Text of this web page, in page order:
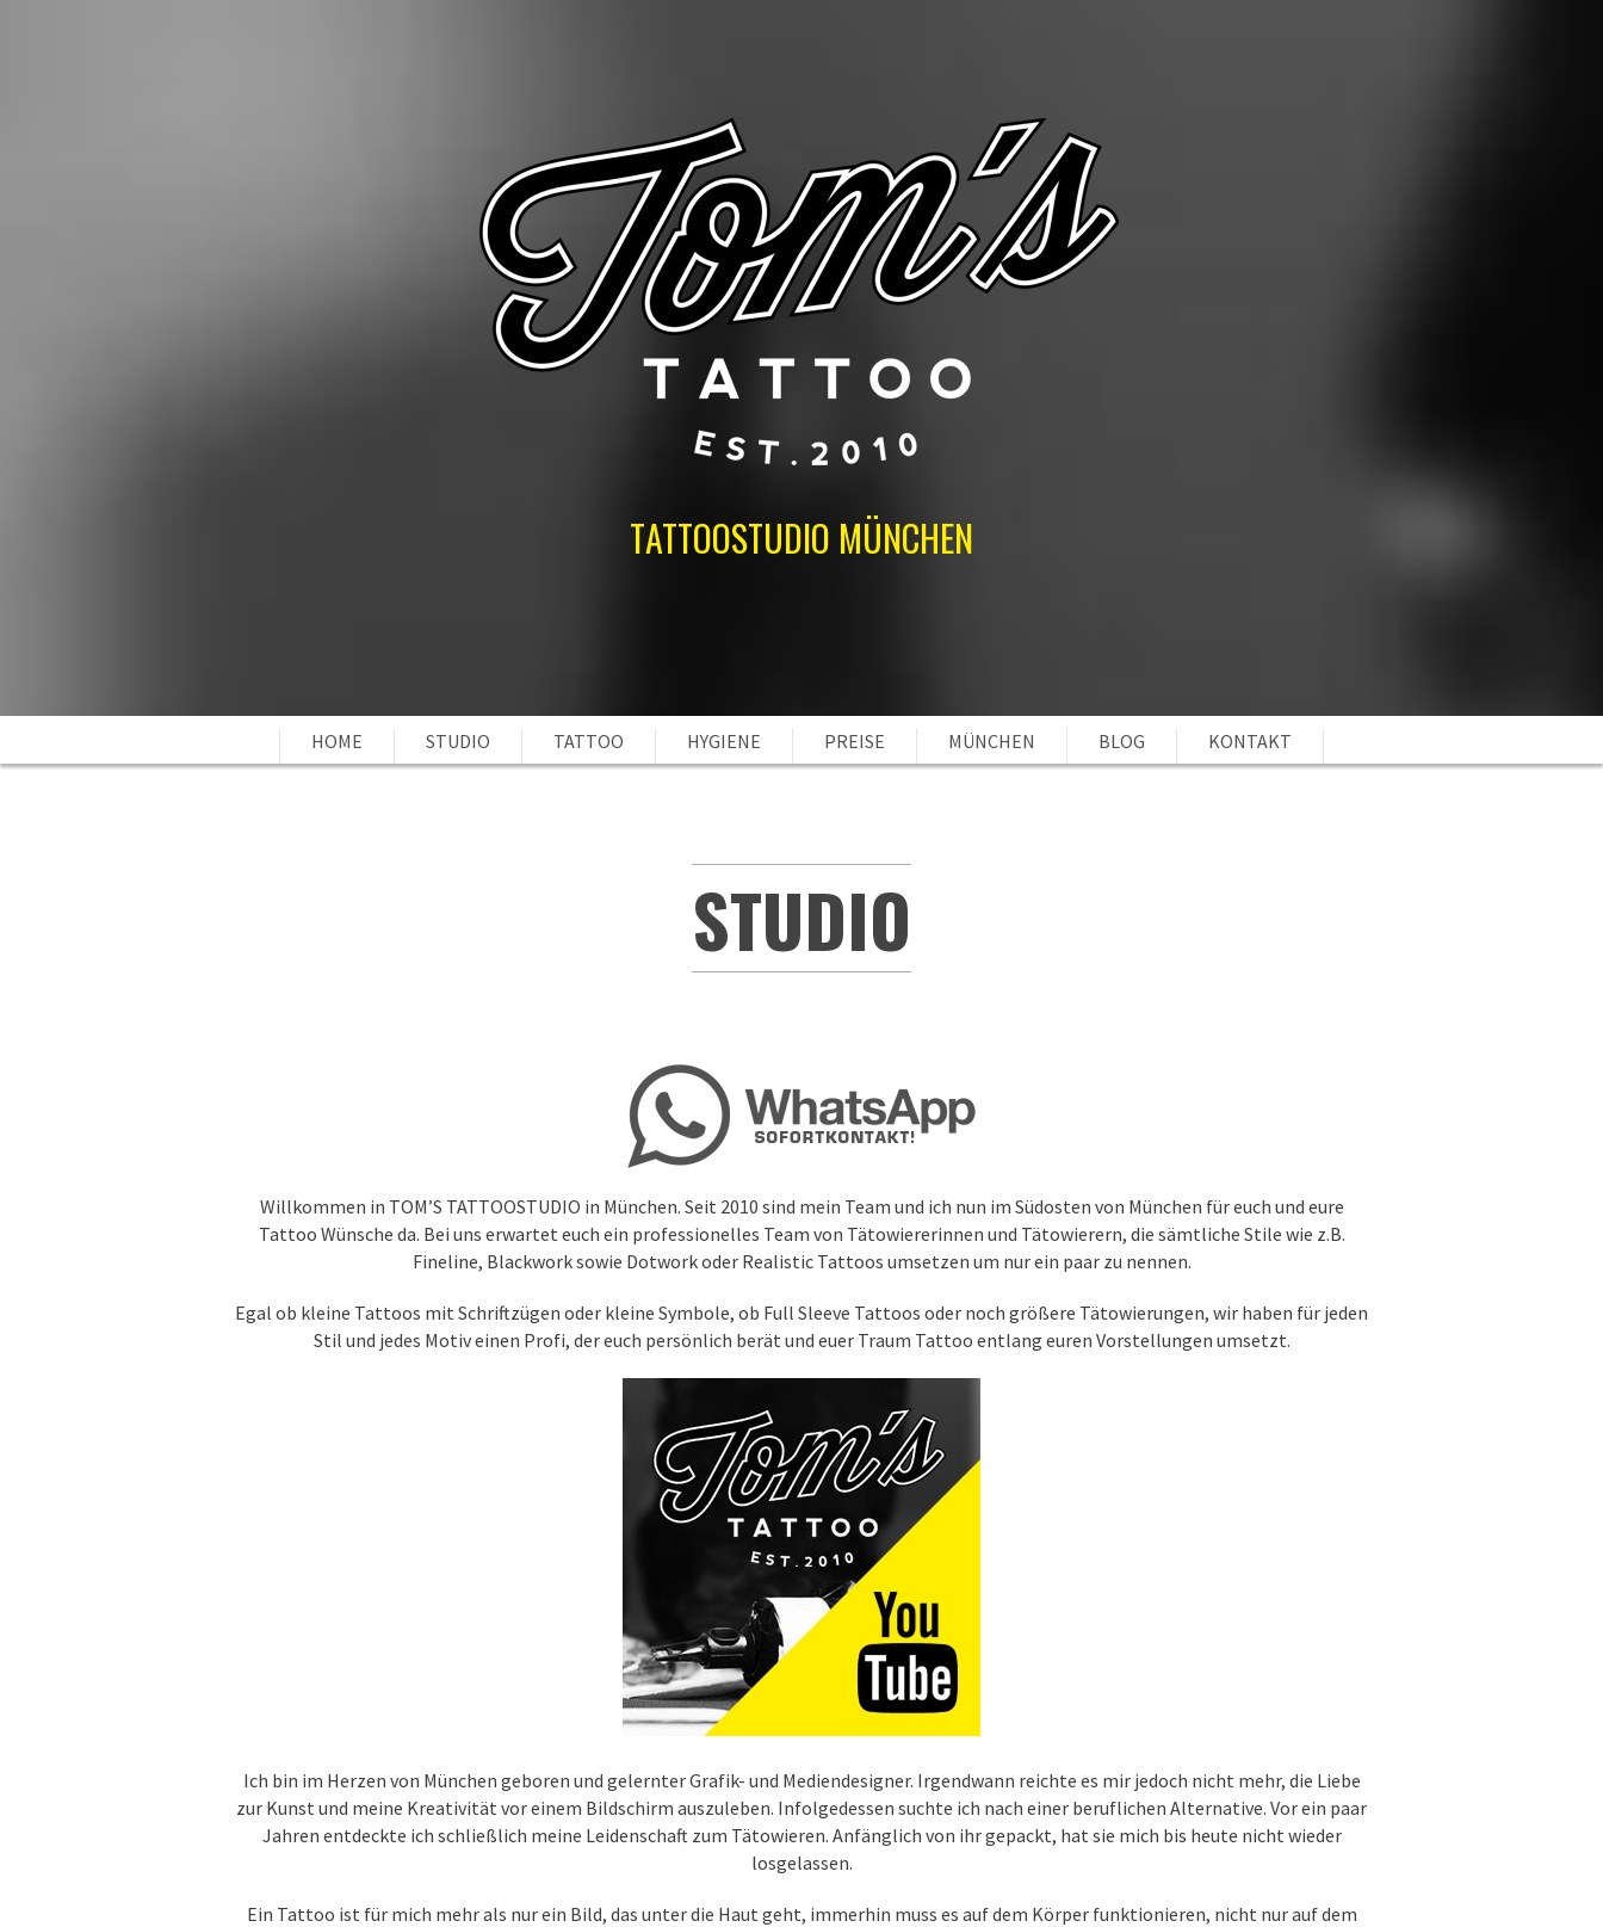
TATTOOSTUDIO MÜNCHEN
HOME STUDIO TATTOO HYGIENE PREISE MÜNCHEN BLOG KONTAKT
STUDIO
Willkommen in TOM’S TATTOOSTUDIO in München. Seit 2010 sind mein Team und ich nun im Südosten von München für euch und eure
Tattoo Wünsche da. Bei uns erwartet euch ein professionelles Team von Tätowiererinnen und Tätowierern, die sämtliche Stile wie z.B.
Fineline, Blackwork sowie Dotwork oder Realistic Tattoos umsetzen um nur ein paar zu nennen.
Egal ob kleine Tattoos mit Schriftzügen oder kleine Symbole, ob Full Sleeve Tattoos oder noch größere Tätowierungen, wir haben für jeden
Stil und jedes Motiv einen Profi, der euch persönlich berät und euer Traum Tattoo entlang euren Vorstellungen umsetzt.
Ich bin im Herzen von München geboren und gelernter Grafik- und Mediendesigner. Irgendwann reichte es mir jedoch nicht mehr, die Liebe
zur Kunst und meine Kreativität vor einem Bildschirm auszuleben. Infolgedessen suchte ich nach einer beruflichen Alternative. Vor ein paar
Jahren entdeckte ich schließlich meine Leidenschaft zum Tätowieren. Anfänglich von ihr gepackt, hat sie mich bis heute nicht wieder
losgelassen.
Ein Tattoo ist für mich mehr als nur ein Bild, das unter die Haut geht, immerhin muss es auf dem Körper funktionieren, nicht nur auf dem